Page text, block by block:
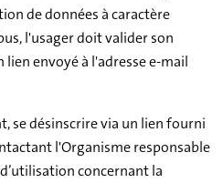
de données à caractère
l'usager doit valider son
envoyé à l'adresse e-mail
se désinscrire via un lien fourni
l'Organisme responsable
concernant la